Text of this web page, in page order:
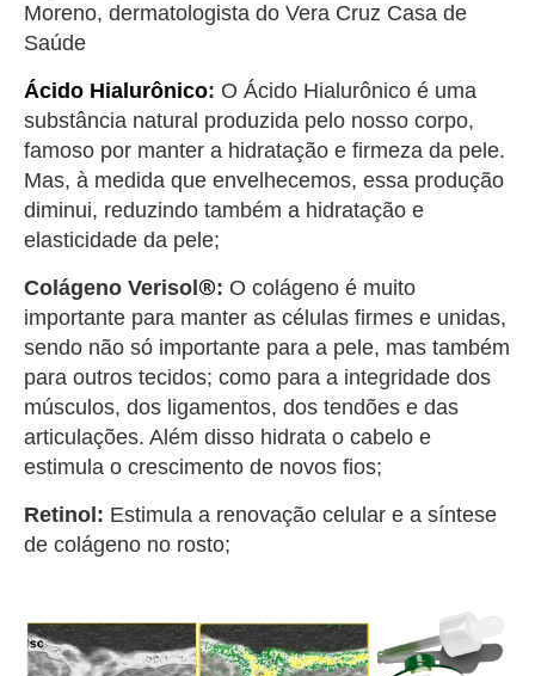
Moreno, dermatologista do Vera Cruz Casa de
Saúde
Ácido Hialurônico: O Ácido Hialurônico é uma
substância natural produzida pelo nosso corpo,
famoso por manter a hidratação e firmeza da pele.
Mas, à medida que envelhecemos, essa produção
diminui, reduzindo também a hidratação e
elasticidade da pele;
Colágeno Verisol ®: O colágeno é muito
importante para manter as células firmes e unidas,
sendo não só importante para a pele, mas também
para outros tecidos; como para a integridade dos
músculos, dos ligamentos, dos tendões e das
articulações. Além disso hidrata o cabelo e
estimula o crescimento de novos fios;
Retinol: Estimula a renovação celular e a síntese
de colágeno no rosto;